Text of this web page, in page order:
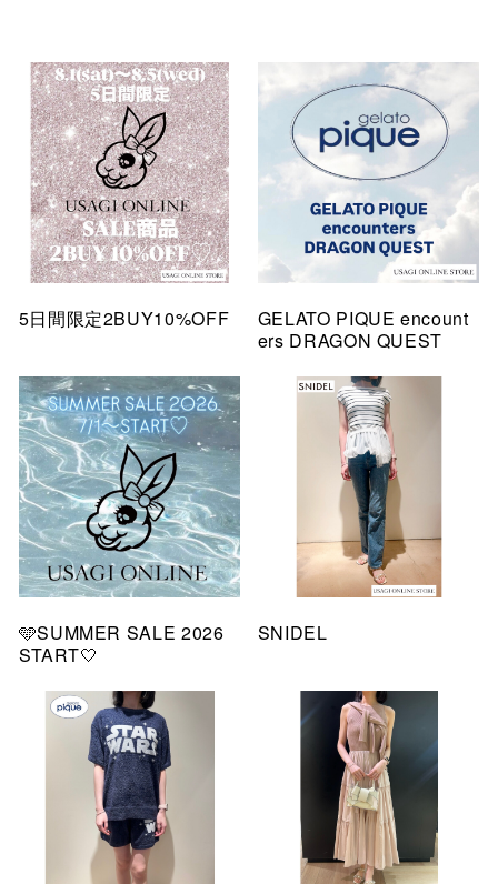
5日間限定2BUY10%OFF
GELATO PIQUE encount
ers DRAGON QUEST
🩵SUMMER SALE 2026
START🤍
SNIDEL